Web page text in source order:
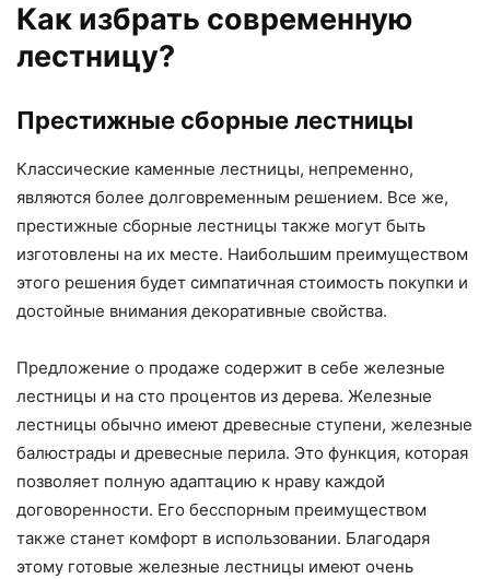
Как избрать современную
лестницу?
Престижные сборные лестницы
Классические каменные лестницы, непременно,
являются более долговременным решением. Все же,
престижные сборные лестницы также могут быть
изготовлены на их месте. Наибольшим преимуществом
этого решения будет симпатичная стоимость покупки и
достойные внимания декоративные свойства.
Предложение о продаже содержит в себе железные
лестницы и на сто процентов из дерева. Железные
лестницы обычно имеют древесные ступени, железные
балюстрады и древесные перила. Это функция, которая
позволяет полную адаптацию к нраву каждой
договоренности. Его бесспорным преимуществом
также станет комфорт в использовании. Благодаря
этому готовые железные лестницы имеют очень